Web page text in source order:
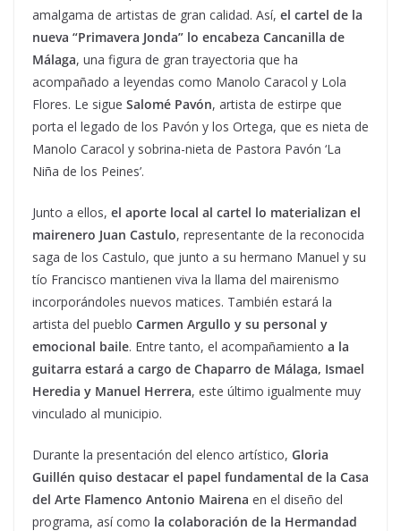
amalgama de artistas de gran calidad. Así, el cartel de la
nueva “Primavera Jonda” lo encabeza Cancanilla de
Málaga, una figura de gran trayectoria que ha
acompañado a leyendas como Manolo Caracol y Lola
Flores. Le sigue Salomé Pavón, artista de estirpe que
porta el legado de los Pavón y los Ortega, que es nieta de
Manolo Caracol y sobrina-nieta de Pastora Pavón ‘La
Niña de los Peines’.
Junto a ellos, el aporte local al cartel lo materializan el
mairenero Juan Castulo, representante de la reconocida
saga de los Castulo, que junto a su hermano Manuel y su
tío Francisco mantienen viva la llama del mairenismo
incorporándoles nuevos matices. También estará la
artista del pueblo Carmen Argullo y su personal y
emocional baile. Entre tanto, el acompañamiento a la
guitarra estará a cargo de Chaparro de Málaga, Ismael
Heredia y Manuel Herrera, este último igualmente muy
vinculado al municipio.
Durante la presentación del elenco artístico, Gloria
Guillén quiso destacar el papel fundamental de la Casa
del Arte Flamenco Antonio Mairena en el diseño del
programa, así como la colaboración de la Hermandad